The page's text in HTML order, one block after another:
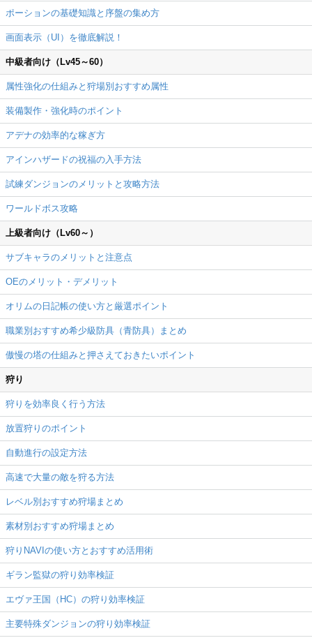
ポーションの基礎知識と序盤の集め方
画面表示（UI）を徹底解説！
中級者向け（Lv45～60）
属性強化の仕組みと狩場別おすすめ属性
装備製作・強化時のポイント
アデナの効率的な稼ぎ方
アインハザードの祝福の入手方法
試練ダンジョンのメリットと攻略方法
ワールドボス攻略
上級者向け（Lv60～）
サブキャラのメリットと注意点
OEのメリット・デメリット
オリムの日記帳の使い方と厳選ポイント
職業別おすすめ希少級防具（青防具）まとめ
傲慢の塔の仕組みと押さえておきたいポイント
狩り
狩りを効率良く行う方法
放置狩りのポイント
自動進行の設定方法
高速で大量の敵を狩る方法
レベル別おすすめ狩場まとめ
素材別おすすめ狩場まとめ
狩りNAVIの使い方とおすすめ活用術
ギラン監獄の狩り効率検証
エヴァ王国（HC）の狩り効率検証
主要特殊ダンジョンの狩り効率検証